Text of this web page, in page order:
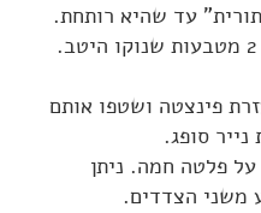
עד שהיא רותחת.
הכניסו לתמיסה הרותחת 2 מטבעות שנוקו היטב.
פינצטה ושטפו אותם
סופג.
פלטה חמה. ניתן
משני הצדדים.